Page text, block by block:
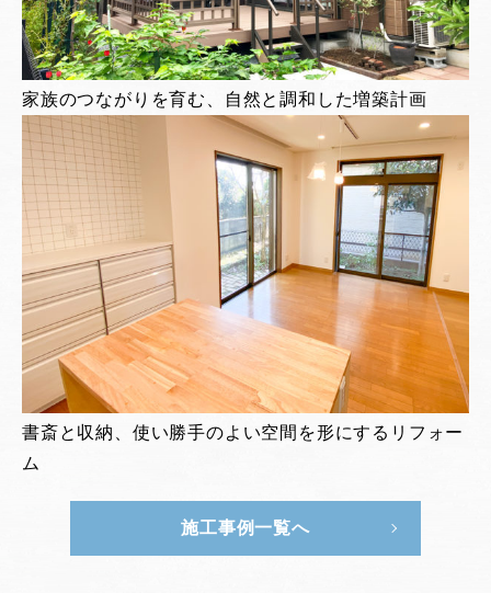
家族のつながりを育む、自然と調和した増築計画
書斎と収納、使い勝手のよい空間を形にするリフォー
ム
施工事例一覧へ